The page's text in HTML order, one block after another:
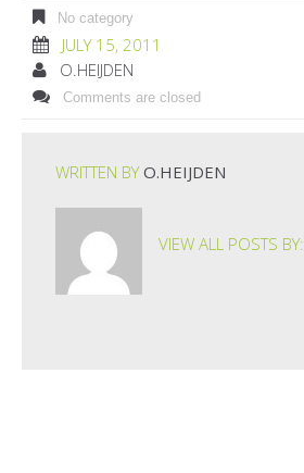
No category
JULY 15, 2011
O.HEIJDEN
Comments are closed
WRITTEN BYO.HEIJDEN
VIEW ALL POSTS BY: